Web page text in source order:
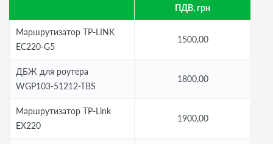
ПДВ, грн
Маршрутизатор TP-LINK
EC220-G5
1500,00
ДБЖ для роутера
WGP103-51212-TBS
1800,00
Маршрутизатор TP-Link
EX220
1900,00